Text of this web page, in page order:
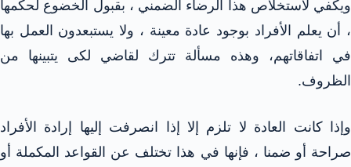
ويكفي لاستخلاص هذا الرضاء الضمني ، بقبول الخضوع لحكمها
، أن يعلم الأفراد بوجود عادة معينة ، ولا يستبعدون العمل بها
في اتفاقاتهم، وهذه مسألة تترك لقاضي لكى يتبينها من
الظروف.
وإذا كانت العادة لا تلزم إلا إذا انصرفت إليها إرادة الأفراد
صراحة أو ضمنا ، فإنها في هذا تختلف عن القواعد المكملة أو